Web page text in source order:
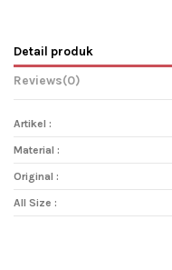
Detail produk
Reviews(0)
Artikel :
Material :
Original :
All Size :